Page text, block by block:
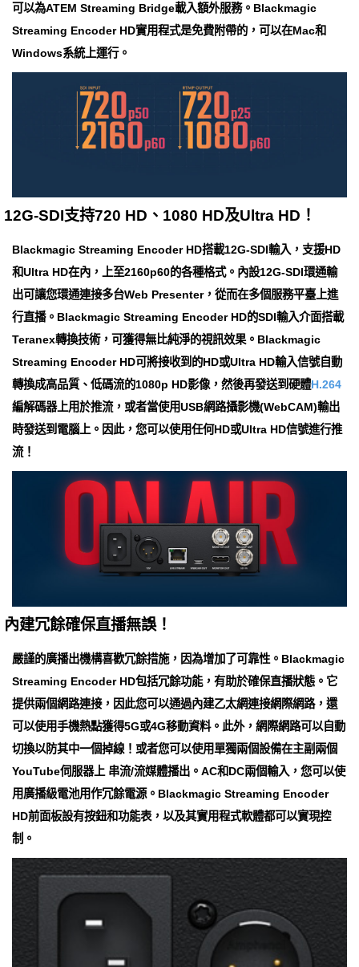
可以為ATEM Streaming Bridge載入額外服務。Blackmagic
Streaming Encoder HD實用程式是免費附帶的，可以在Mac和
Windows系統上運行。
12G-SDI支持720 HD、1080 HD及Ultra HD！
Blackmagic Streaming Encoder HD搭載12G-SDI輸入，支援HD
和Ultra HD在內，上至2160p60的各種格式。內設12G-SDI環通輸
出可讓您環通連接多台Web Presenter，從而在多個服務平臺上進
行直播。Blackmagic Streaming Encoder HD的SDI輸入介面搭載
Teranex轉換技術，可獲得無比純淨的視訊效果。Blackmagic
Streaming Encoder HD可將接收到的HD或Ultra HD輸入信號自動
轉換成高品質、低碼流的1080p HD影像，然後再發送到硬體H.264
編解碼器上用於推流，或者當使用USB網路攝影機(WebCAM)輸出
時發送到電腦上。因此，您可以使用任何HD或Ultra HD信號進行推
流！
內建冗餘確保直播無誤！
嚴謹的廣播出機構喜歡冗餘措施，因為增加了可靠性。Blackmagic
Streaming Encoder HD包括冗餘功能，有助於確保直播狀態。它
提供兩個網路連接，因此您可以通過內建乙太網連接網際網路，還
可以使用手機熱點獲得5G或4G移動資料。此外，網際網路可以自動
切換以防其中一個掉線！或者您可以使用單獨兩個設備在主副兩個
YouTube伺服器上 串流/流媒體播出。AC和DC兩個輸入，您可以使
用廣播級電池用作冗餘電源。Blackmagic Streaming Encoder
HD前面板設有按鈕和功能表，以及其實用程式軟體都可以實現控
制。